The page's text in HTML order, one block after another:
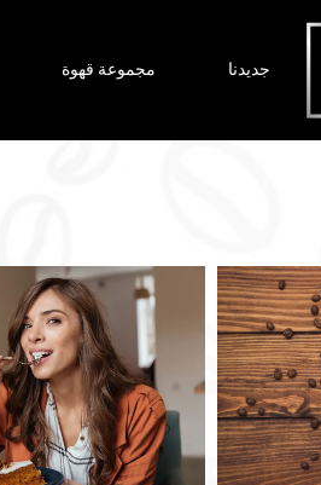
جديدنا مجموعة قهوة